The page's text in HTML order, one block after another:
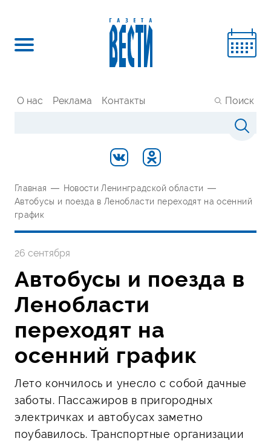
О нас Реклама Контакты Поиск
Главная — Новости Ленинградской области —
Автобусы и поезда в Ленобласти переходят на осенний
график
26 сентября
Автобусы и поезда в
Ленобласти
переходят на
осенний график
Лето кончилось и унесло с собой дачные
заботы. Пассажиров в пригородных
электричках и автобусах заметно
поубавилось. Транспортные организации